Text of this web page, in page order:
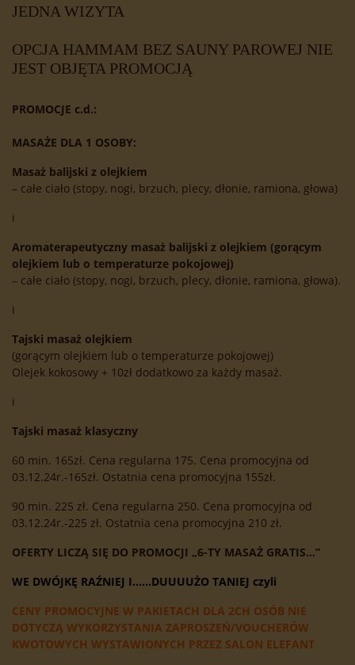
JEDNA WIZYTA
OPCJA HAMMAM BEZ SAUNY PAROWEJ NIE
JEST OBJĘTA PROMOCJĄ
PROMOCJE c.d.:
MASAŻE DLA 1 OSOBY:
Masaż balijski z olejkiem
– całe ciało (stopy, nogi, brzuch, plecy, dłonie, ramiona, głowa)
i
Aromaterapeutyczny masaż balijski z olejkiem (gorącym
olejkiem lub o temperaturze pokojowej)
– całe ciało (stopy, nogi, brzuch, plecy, dłonie, ramiona, głowa).
i
Tajski masaż olejkiem
(gorącym olejkiem lub o temperaturze pokojowej)
Olejek kokosowy + 10zł dodatkowo za każdy masaż.
i
Tajski masaż klasyczny
60 min. 165zł. Cena regularna 175. Cena promocyjna od
03.12.24r.-165zł. Ostatnia cena promocyjna 155zł.
90 min. 225 zł. Cena regularna 250. Cena promocyjna od
03.12.24r.-225 zł. Ostatnia cena promocyjna 210 zł.
OFERTY LICZĄ SIĘ DO PROMOCJI „6-TY MASAŻ GRATIS…”
WE DWÓJKĘ RAŹNIEJ I……DUUUUŻO TANIEJ czyli
CENY PROMOCYJNE W PAKIETACH DLA 2CH OSÓB NIE
DOTYCZĄ WYKORZYSTANIA ZAPROSZEŃ/VOUCHERÓW
KWOTOWYCH WYSTAWIONYCH PRZEZ SALON ELEFANT